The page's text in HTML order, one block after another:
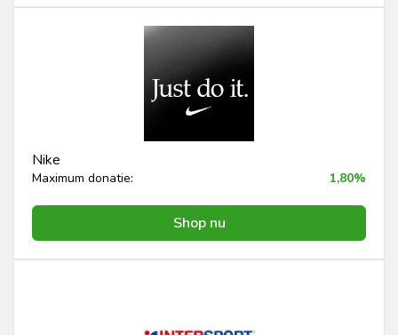
Nike
Maximum donatie: 1,80%
Shop nu